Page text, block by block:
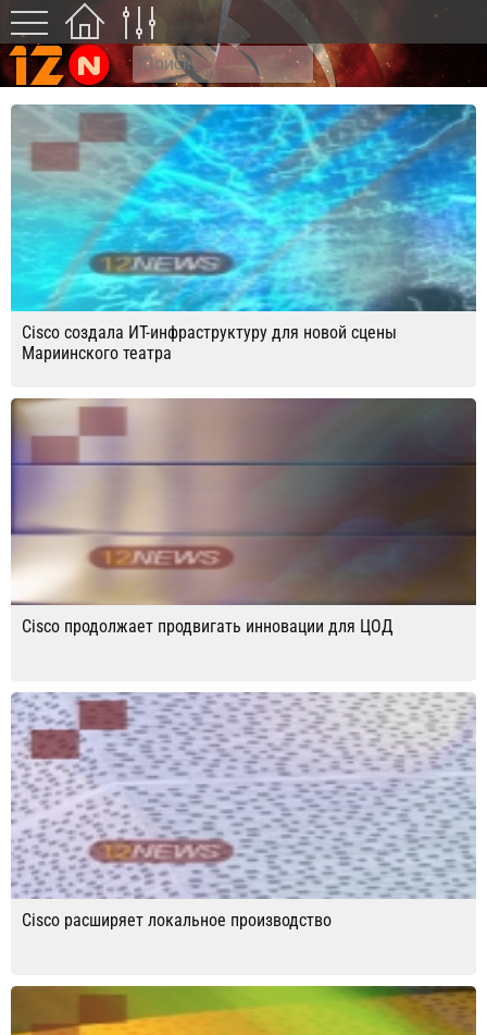
Cisco создала ИТ-инфраструктуру для новой сцены
Мариинского театра
Cisco продолжает продвигать инновации для ЦОД
Cisco расширяет локальное производство